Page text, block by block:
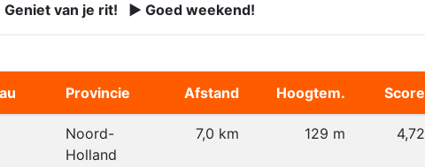
van je rit! ► Goed weekend!
Provincie Afstand Hoogtem. Score
Noord-
Holland
7,0 km 129 m 4,72